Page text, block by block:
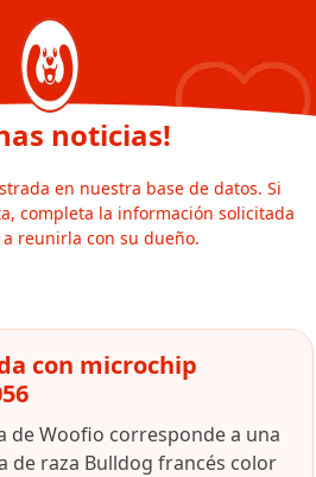
noticias!
en nuestra base de datos. Si
completa la información solicitada
reunirla con su dueño.
con microchip
de Woofio corresponde a una
de raza Bulldog francés color